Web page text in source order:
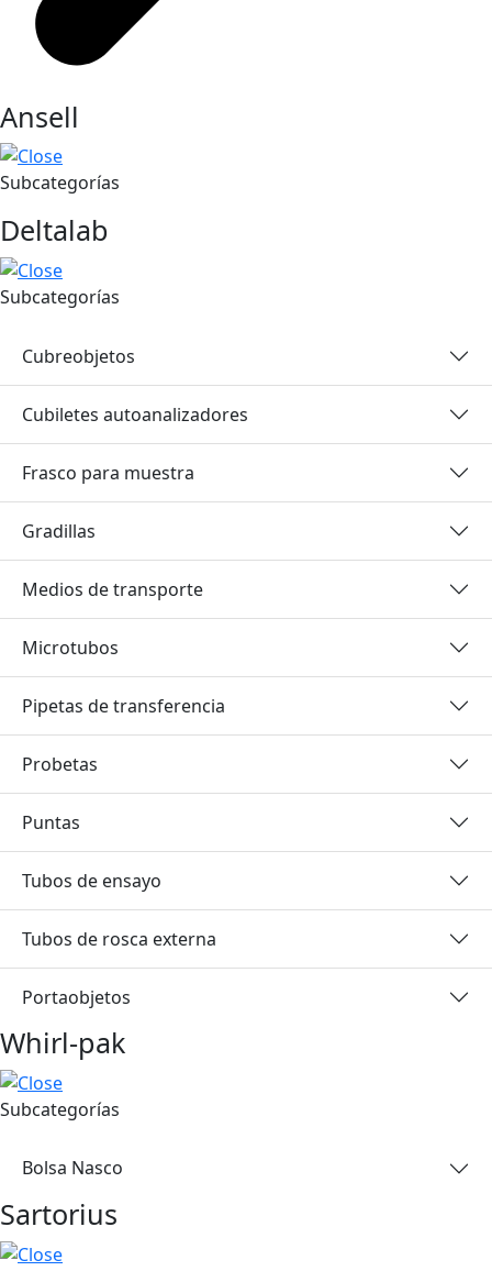
Ansell
Subcategorías
Deltalab
Subcategorías
Cubreobjetos
Cubiletes autoanalizadores
Frasco para muestra
Gradillas
Medios de transporte
Microtubos
Pipetas de transferencia
Probetas
Puntas
Tubos de ensayo
Tubos de rosca externa
Portaobjetos
Whirl-pak
Subcategorías
Bolsa Nasco
Sartorius